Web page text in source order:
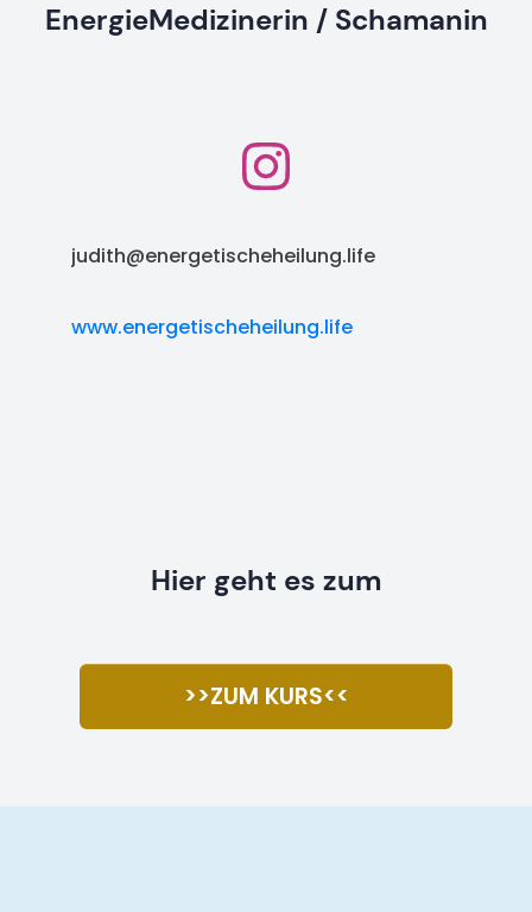
EnergieMedizinerin / Schamanin
judith@energetischeheilung.life
www.energetischeheilung.life
Hier geht es zum
>>ZUM KURS<<